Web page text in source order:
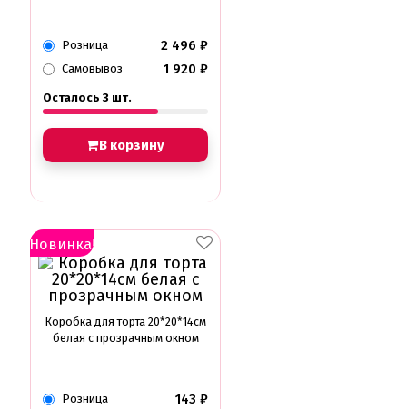
Розница 2 496 ₽
Самовывоз 1 920 ₽
Осталось 3 шт.
В корзину
Новинка!
Коробка для торта 20*20*14см
белая с прозрачным окном
Розница 143 ₽